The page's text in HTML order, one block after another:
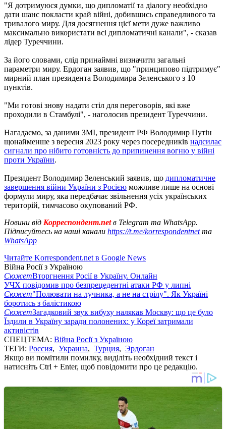
"Я дотримуюся думки, що дипломатії та діалогу необхідно
дати шанс покласти край війні, добившись справедливого та
тривалого миру. Для досягнення цієї мети дуже важливо
максимально використати всі дипломатичні канали", - сказав
лідер Туреччини.
За його словами, слід принаймні визначити загальні
параметри миру. Ердоган заявив, що "принципово підтримує"
мирний план президента Володимира Зеленського з 10
пунктів.
"Ми готові знову надати стіл для переговорів, які вже
проходили в Стамбулі", - наголосив президент Туреччини.
Нагадаємо, за даними ЗМІ, президент РФ Володимир Путін
щонайменше з вересня 2023 року через посередників надсилає
сигнали про нібито готовність до припинення вогню у війні
проти України.
Президент Володимир Зеленський заявив, що дипломатичне
завершення війни України з Росією можливе лише на основі
формули миру, яка передбачає звільнення усіх українських
територій, тимчасово окупований РФ.
Новини від Корреспондент.netв Telegram та WhatsApp.
Підписуйтесь на наші канали https://t.me/korrespondentnetта
WhatsApp
Читайте Korrespondent.net в Google News
Війна Росії з Україною
СюжетВторгнення Росії в Україну. Онлайн
УЧХ повідомив про безпрецедентні атаки РФ у липні
Сюжет"Полювати на лучника, а не на стрілу". Як Україні
боротись з балістикою
СюжетЗагадковий звук вибуху налякав Москву: що це було
Їздили в Україну заради полонених: у Кореї затримали
активістів
СПЕЦТЕМА: Війна Росії з Україною
ТЕГИ: Россия, Украина, Турция, Эрдоган
Якщо ви помітили помилку, виділіть необхідний текст і
натисніть Ctrl + Enter, щоб повідомити про це редакцію.